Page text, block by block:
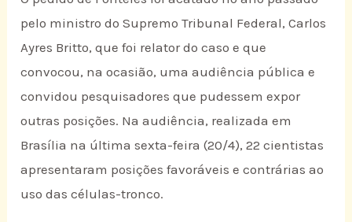
pelo ministro do Supremo Tribunal Federal, Carlos
Ayres Britto, que foi relator do caso e que
convocou, na ocasião, uma audiência pública e
convidou pesquisadores que pudessem expor
outras posições. Na audiência, realizada em
Brasília na última sexta-feira (20/4), 22 cientistas
apresentaram posições favoráveis e contrárias ao
uso das células-tronco.